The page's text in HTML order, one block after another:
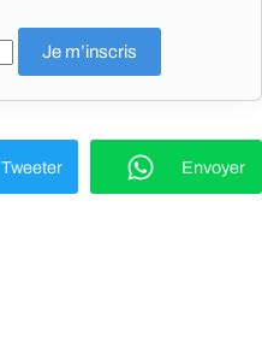
Tweeter Envoyer